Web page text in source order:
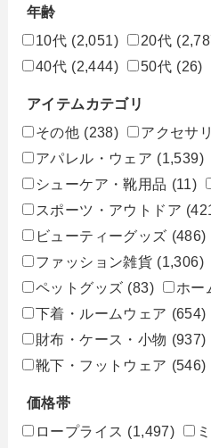
年齢
10代 (2,051) 20代
40代 (2,444) 50代 (26)
アイテムカテゴリ
その他 (238) アクセサ
アパレル・ウェア (1,539)
シューケア・靴用品 (11)
スポーツ・アウトドア
ビューティーグッズ (486)
ファッション雑貨 (1,306)
ペットグッズ (83) ホー
下着・ルームウェア (654)
財布・ケース・小物 (937)
靴下・フットウェア (546)
価格帯
ロープライス (1,497)